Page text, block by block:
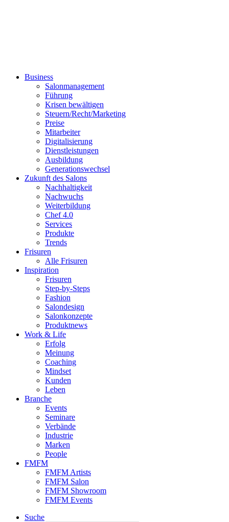
Business
Salonmanagement
Führung
Krisen bewältigen
Steuern/Recht/Marketing
Preise
Mitarbeiter
Digitalisierung
Dienstleistungen
Ausbildung
Generationswechsel
Zukunft des Salons
Nachhaltigkeit
Nachwuchs
Weiterbildung
Chef 4.0
Services
Produkte
Trends
Frisuren
Alle Frisuren
Inspiration
Frisuren
Step-by-Steps
Fashion
Salondesign
Salonkonzepte
Produktnews
Work & Life
Erfolg
Meinung
Coaching
Mindset
Kunden
Leben
Branche
Events
Seminare
Verbände
Industrie
Marken
People
FMFM
FMFM Artists
FMFM Salon
FMFM Showroom
FMFM Events
Suche